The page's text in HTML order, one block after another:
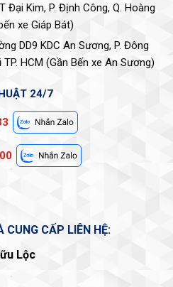
Đại Kim, P. Định Công, Q. Hoàng
xe Giáp Bát)
DD9 KDC An Sương, P. Đông
HCM (Gần Bến xe An Sương)
24/7
CUNG CẤP LIÊN HỆ:
Lộc